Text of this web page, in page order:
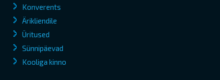
Konverents
Ärikliendile
Üritused
Sünnipäevad
Kooliga kinno